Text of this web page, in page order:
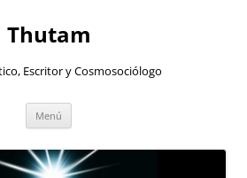
Thutam
Escritor y Cosmosociólogo
Menú